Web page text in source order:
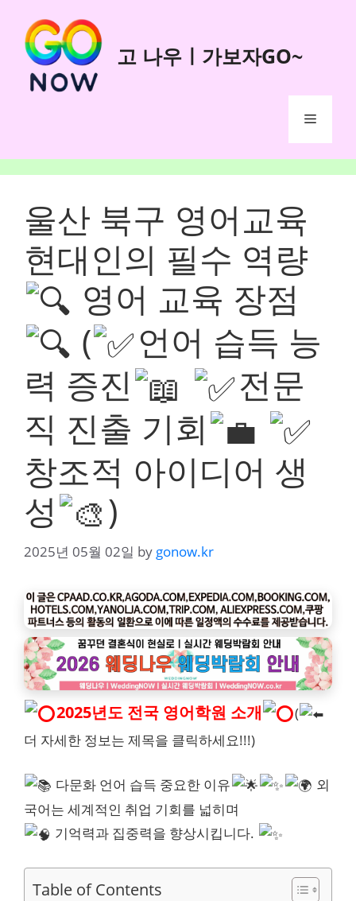
content
고 나우ㅣ가보자GO~
Menu
울산 북구 영어교육
현대인의 필수 역량
영어 교육 장점
(
언어 습득 능
력 증진
전문
직 진출 기회
창조적 아이디어 생
성
)
2025년 05월 02일 by gonow.kr
2025년도 전국 영어학원 소개
(
더 자세한 정보는 제목을 클릭하세요!!!)
다문화 언어 습득 중요한 이유
외
국어는 세계적인 취업 기회를 넓히며
기억력과 집중력을 향상시킵니다.
Table of Contents